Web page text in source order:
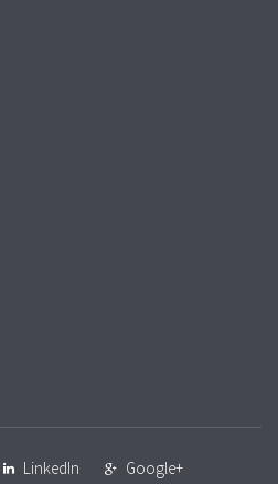
LinkedIn Google+